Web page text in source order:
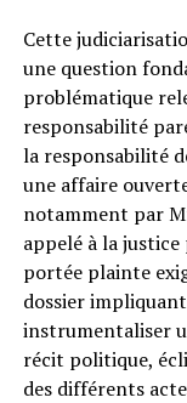
Cette
une question
problématique
responsabilité
la responsabilité
une affaire
notamment par
appelé à la
portée plainte
dossier
instrumentaliser
récit politique,
des différents